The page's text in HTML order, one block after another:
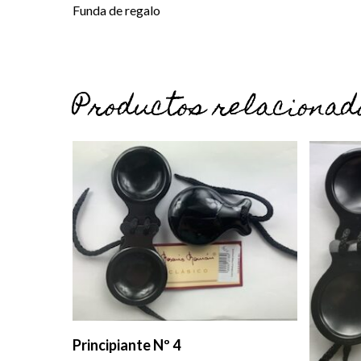
Funda de regalo
Productos
Añadir Al Carrito
Principiante Nº 4